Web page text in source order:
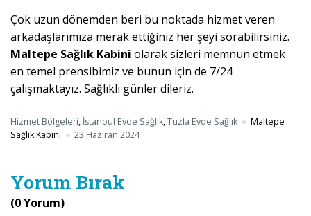
Çok uzun dönemden beri bu noktada hizmet veren
arkadaşlarımıza merak ettiğiniz her şeyi sorabilirsiniz.
Maltepe Sağlık Kabini olarak sizleri memnun etmek
en temel prensibimiz ve bunun için de 7/24
çalışmaktayız. Sağlıklı günler dileriz.
Hizmet Bölgeleri, İstanbul Evde Sağlık,Tuzla Evde Sağlık
Maltepe
Sağlık Kabini
23 Haziran 2024
Yorum Bırak
(0 Yorum)